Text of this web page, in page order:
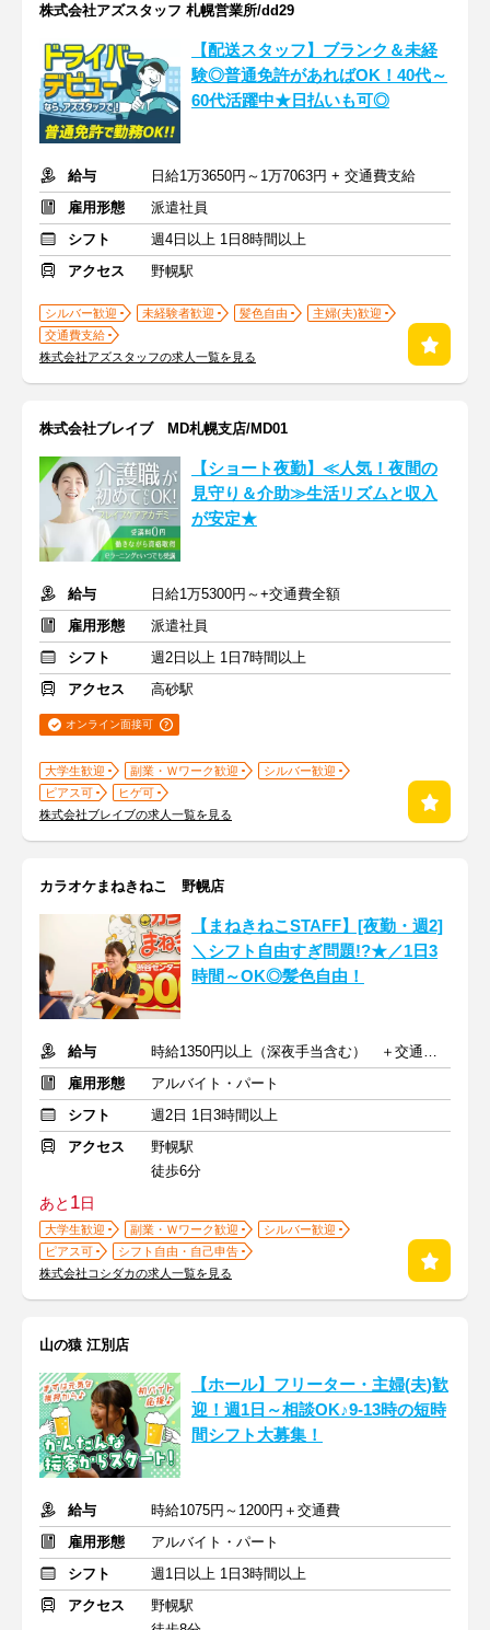
株式会社アズスタッフ 札幌営業所/dd29
【配送スタッフ】ブランク＆未経
験◎普通免許があればOK！40代～
60代活躍中★日払いも可◎
給与
日給1万3650円～1万7063円 + 交通費支給
雇用形態
派遣社員
シフト
週4日以上 1日8時間以上
アクセス
野幌駅
シルバー歓迎 未経験者歓迎 髪色自由
主婦(夫)歓迎
交通費支給
株式会社アズスタッフの求人一覧を見る
株式会社ブレイブ MD札幌支店/MD01
【ショート夜勤】≪人気！夜間の
見守り＆介助≫生活リズムと収入
が安定★
給与
日給1万5300円～+交通費全額
雇用形態
派遣社員
シフト
週2日以上 1日7時間以上
アクセス
高砂駅
オンライン面接可
大学生歓迎 副業・Ｗワーク歓迎
シルバー歓迎
ピアス可
ヒゲ可
株式会社ブレイブの求人一覧を見る
カラオケまねきねこ 野幌店
【まねきねこSTAFF】[夜勤・週2]
＼シフト自由すぎ問題!?★／1日3
時間～OK◎髪色自由！
給与
時給1350円以上（深夜手当含む） ＋交通費支給
雇用形態
アルバイト・パート
シフト
週2日 1日3時間以上
アクセス
野幌駅
徒歩6分
あと 1日
大学生歓迎 副業・Ｗワーク歓迎
シルバー歓迎
ピアス可
シフト自由・自己申告
株式会社コシダカの求人一覧を見る
山の猿 江別店
【ホール】フリーター・主婦(夫)歓
迎！週1日～相談OK♪9-13時の短時
間シフト大募集！
給与
時給1075円～1200円＋交通費
雇用形態
アルバイト・パート
シフト
週1日以上 1日3時間以上
アクセス
野幌駅